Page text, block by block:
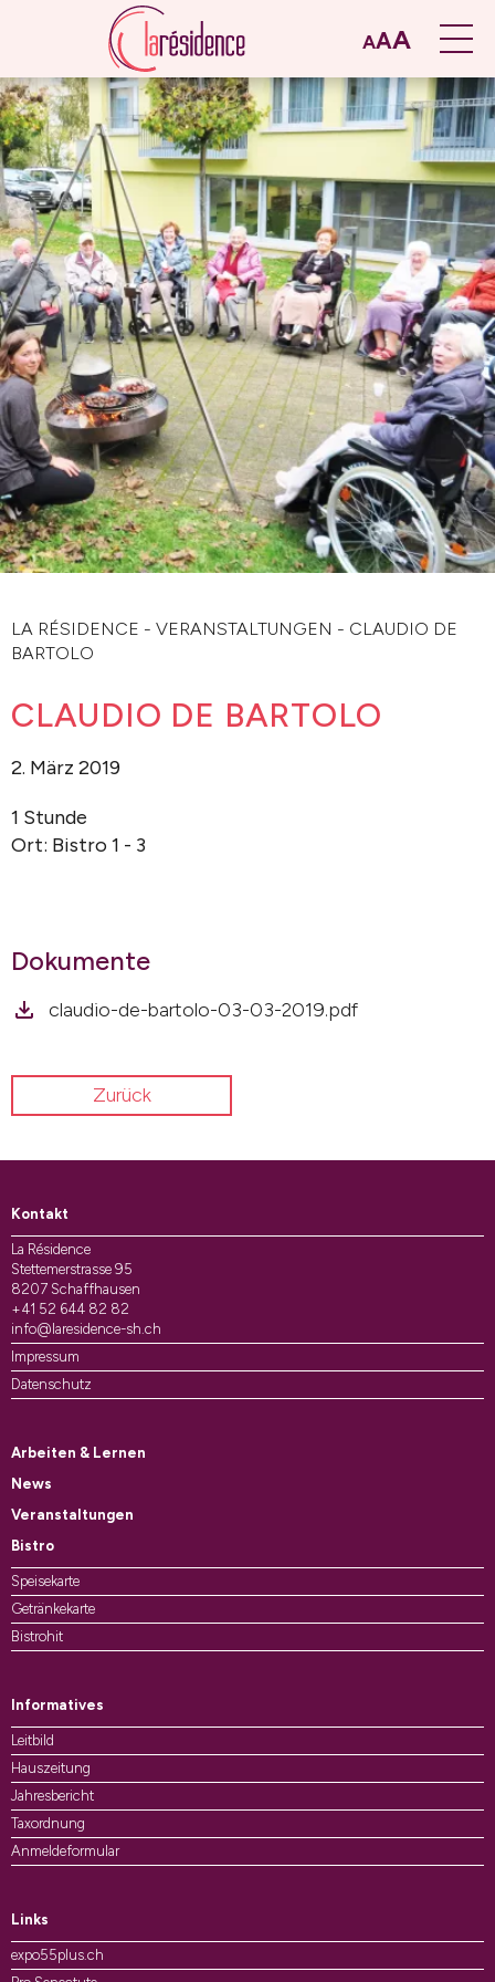
AAA
LA RÉSIDENCE - VERANSTALTUNGEN - CLAUDIO DE
BARTOLO
CLAUDIO DE BARTOLO
2. März 2019
1 Stunde
Ort: Bistro 1 - 3
Dokumente
claudio-de-bartolo-03-03-2019.pdf
Zurück
Kontakt
La Résidence
Stettemerstrasse 95
8207 Schaffhausen
+41 52 644 82 82
info@laresidence-sh.ch
Impressum
Datenschutz
Arbeiten & Lernen
News
Veranstaltungen
Bistro
Speisekarte
Getränkekarte
Bistrohit
Informatives
Leitbild
Hauszeitung
Jahresbericht
Taxordnung
Anmeldeformular
Links
expo55plus.ch